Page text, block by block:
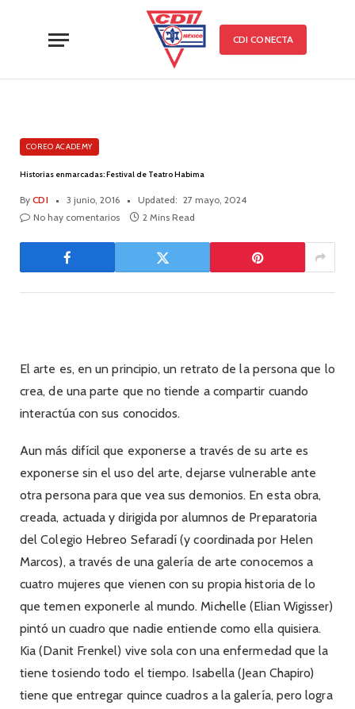
CDI CONECTA
COREO ACADEMY
Historias enmarcadas: Festival de Teatro Habima
By CDI 3 junio, 2016 Updated: 27 mayo, 2024
No hay comentarios
2 Mins Read
El arte es, en un principio, un retrato de la persona que lo
crea, de una parte que no tiende a compartir cuando
interactúa con sus conocidos.
Aun más difícil que exponerse a través de su arte es
exponerse sin el uso del arte, dejarse vulnerable ante
otra persona para que vea sus demonios. En esta obra,
creada, actuada y dirigida por alumnos de Preparatoria
del Colegio Hebreo Sefaradí (y coordinada por Helen
Marcos), a través de una galería de arte conocemos a
cuatro mujeres que vienen con su propia historia de lo
que temen exponerle al mundo. Michelle (Elian Wigisser)
pintó un cuadro que nadie entiende como ella quisiera.
Kia (Danit Frenkel) vive sola con una enfermedad que la
tiene tosiendo todo el tiempo. Isabella (Jean Chapiro)
tiene que entregar quince cuadros a la galería, pero logra